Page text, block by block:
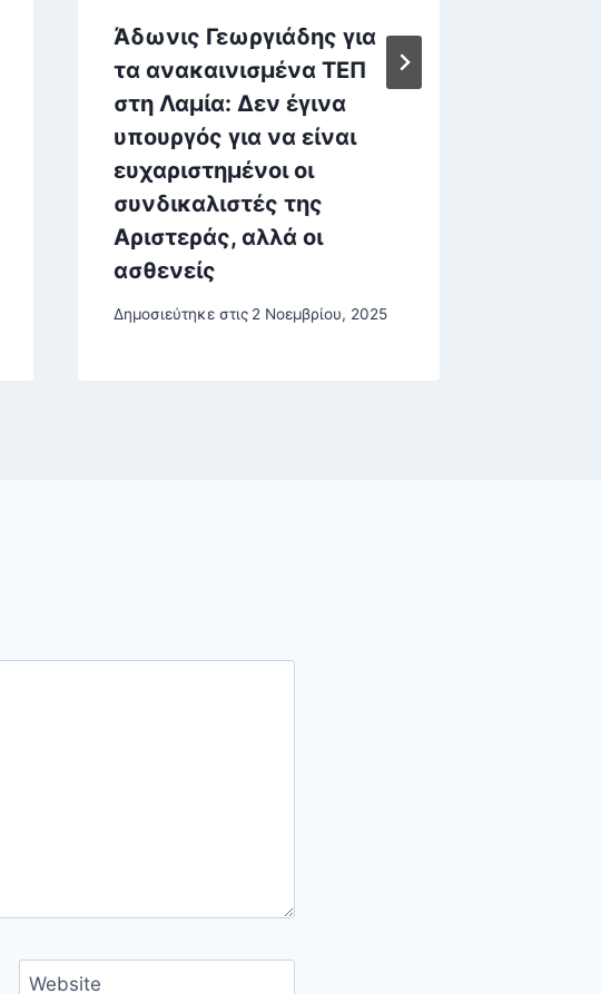
Άδωνις Γεωργιάδης για
τα ανακαινισμένα ΤΕΠ
στη Λαμία: Δεν έγινα
υπουργός για να είναι
ευχαριστημένοι οι
συνδικαλιστές της
Αριστεράς, αλλά οι
ασθενείς
Δημοσιεύτηκε στις 2 Νοεμβρίου, 2025
Website